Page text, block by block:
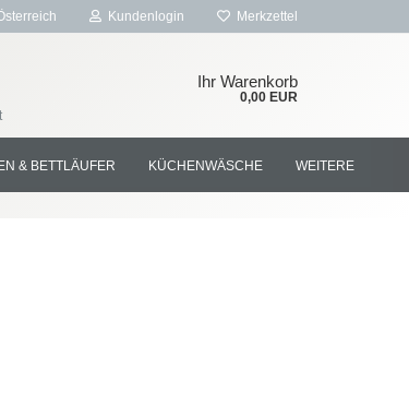
Kundenlogin Merkzettel
Ihr Warenkorb
0,00 EUR
& BETTLÄUFER KÜCHENWÄSCHE WEITERE